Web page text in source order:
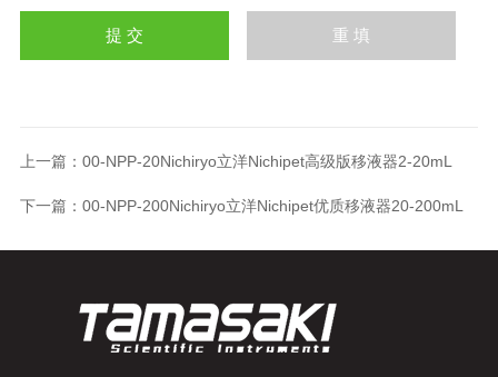
上一篇： 00-NPP-20Nichiryo立洋Nichipet高级版移液器2-20mL
下一篇： 00-NPP-200Nichiryo立洋Nichipet优质移液器20-200mL